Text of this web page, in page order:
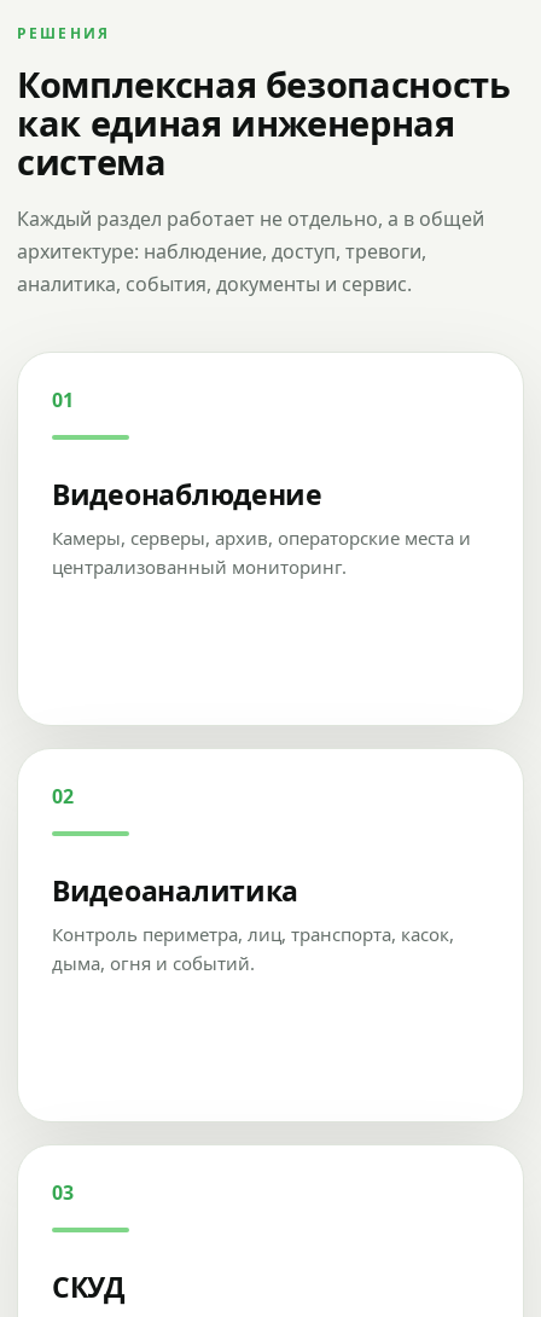
РЕШЕНИЯ
Комплексная безопасность
как единая инженерная
система
Каждый раздел работает не отдельно, а в общей
архитектуре: наблюдение, доступ, тревоги,
аналитика, события, документы и сервис.
01
Видеонаблюдение
Камеры, серверы, архив, операторские места и
централизованный мониторинг.
02
Видеоаналитика
Контроль периметра, лиц, транспорта, касок,
дыма, огня и событий.
03
СКУД